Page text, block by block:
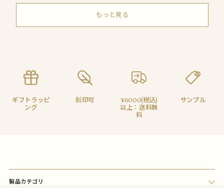
もっと見る
ギフトラッピ
ング
刻印可
¥6000(税込)
以上：送料無
料
サンプル
製品カテゴリ